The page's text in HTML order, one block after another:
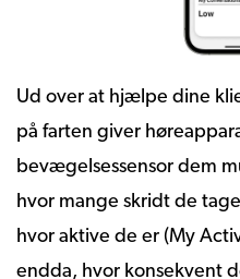
Ud over at hjælpe dine
på farten giver
bevægelsessensor dem
hvor mange skridt de
hvor aktive de er (My
endda, hvor konsekvent